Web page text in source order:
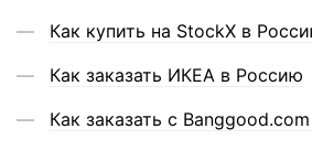
Как купить на StockX в
Как заказать ИКЕА в Россию
Как заказать с